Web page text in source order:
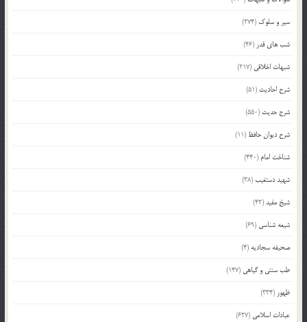
سیر و سلوک (274)
شب های قدر (46)
شبهات اخلاقی (217)
شرح احادیث (51)
شرح حدیث (550)
شرح دیوان حافظ (11)
شناخت امام (440)
شهید دستغیب(38)
شیخ مفید(42)
شیعه شناسی (69)
صحیفه سجادیه (4)
طب سنتی و گیاهی (147)
ظهور (334)
عبادات اسلامی (627)